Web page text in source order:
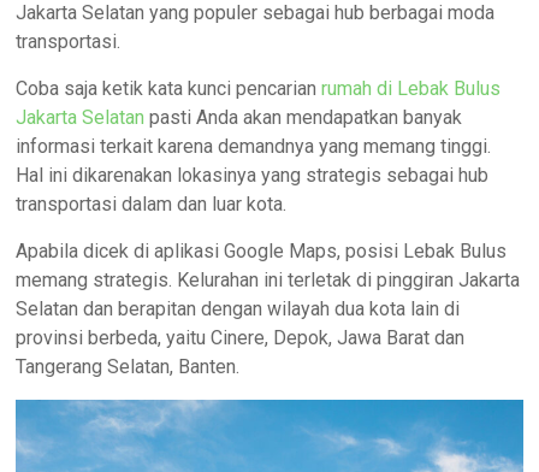
Jakarta Selatan yang populer sebagai hub berbagai moda
transportasi.
Coba saja ketik kata kunci pencarianrumah di Lebak Bulus
Jakarta Selatan pasti Anda akan mendapatkan banyak
informasi terkait karena demandnya yang memang tinggi.
Hal ini dikarenakan lokasinya yang strategis sebagai hub
transportasi dalam dan luar kota.
Apabila dicek di aplikasi Google Maps, posisi Lebak Bulus
memang strategis. Kelurahan ini terletak di pinggiran Jakarta
Selatan dan berapitan dengan wilayah dua kota lain di
provinsi berbeda, yaitu Cinere, Depok, Jawa Barat dan
Tangerang Selatan, Banten.